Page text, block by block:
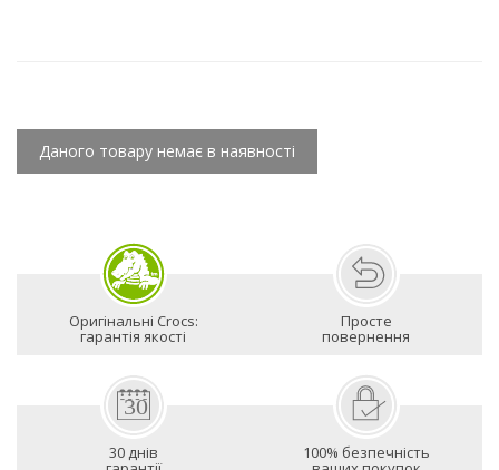
Даного товару немає в наявності
Оригінальні Crocs:
гарантія якості
Просте
повернення
30 днів 100% безпечність